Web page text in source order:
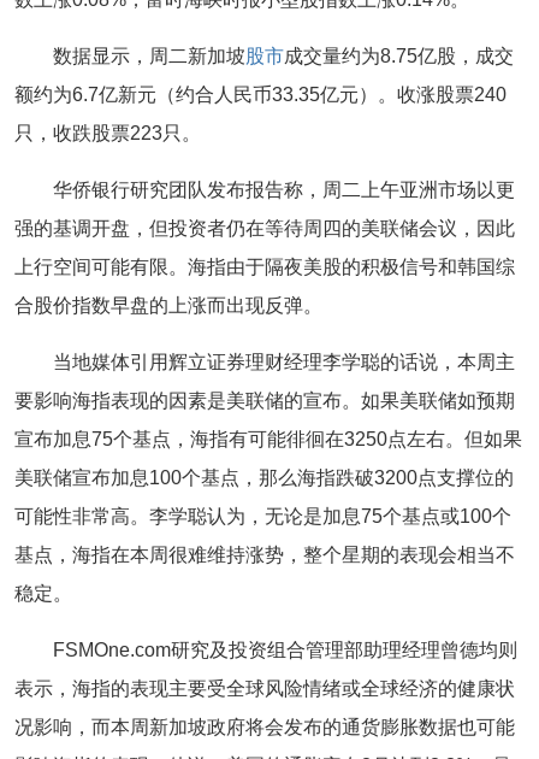
数据显示，周二新加坡 股市成交量约为8.75亿股，成交
额约为6.7亿新元（约合人民币33.35亿元）。收涨股票240
只，收跌股票223只。
华侨银行研究团队发布报告称，周二上午亚洲市场以更
强的基调开盘，但投资者仍在等待周四的美联储会议 ，因此
上行空间可能有限。海指由于隔夜美股的积极信号和韩国综
合股价指数早盘的上涨而出现反弹。
当地媒体引用辉立证券理财经理李学聪的话说，本周主
要影响海指表现的因素是美联储的宣布。如果美联储如预期
宣布加息75个基点，海指有可能徘徊在3250点左右。但如果
美联储宣布加息100个基点，那么海指跌破3200点支撑位的
可能性非常高。李学聪认为，无论是加息75个基点或100个
基点，海指在本周很难维持涨势，整个星期的表现会相当不
稳定。
FSMOne.com研究及投资组合管理部助理经理曾德均则
表示，海指的表现主要受全球风险情绪或全球经济的健康状
况影响，而本周新加坡政府将会发布的通货膨胀数据也可能